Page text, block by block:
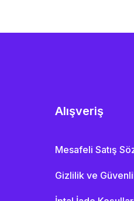
Alışveriş
Mesafeli Satış
Gizlilik ve